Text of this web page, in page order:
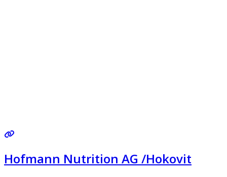
Hofmann Nutrition AG /Hokovit